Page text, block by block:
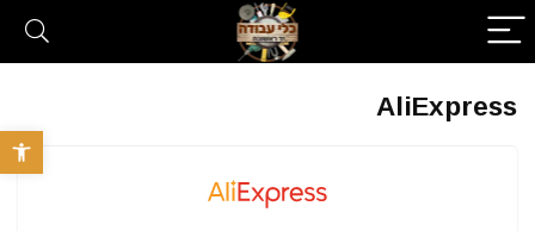
פתח
AliExpress